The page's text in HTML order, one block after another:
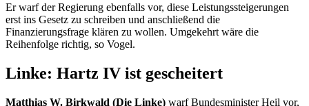
Er warf der Regierung ebenfalls vor, diese Leistungssteigerungen
erst ins Gesetz zu schreiben und anschließend die
Finanzierungsfrage klären zu wollen. Umgekehrt wäre die
Reihenfolge richtig, so Vogel.
Linke: Hartz IV ist gescheitert
Matthias W. Birkwald (Die Linke) warf Bundesminister Heil vor,